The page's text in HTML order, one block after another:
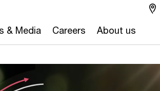
& Media Careers About us